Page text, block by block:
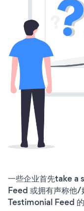
一些企业首先take
Feed 或拥有声称他
Testimonial Feed